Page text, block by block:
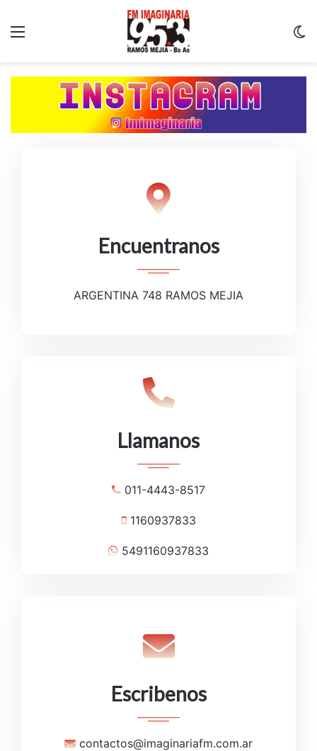
Encuentranos
ARGENTINA 748 RAMOS MEJIA
Llamanos
011-4443-8517
1160937833
5491160937833
Escribenos
contactos@imaginariafm.com.ar